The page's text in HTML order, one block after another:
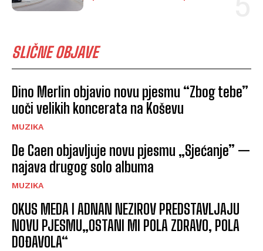
SLIČNE OBJAVE
Dino Merlin objavio novu pjesmu “Zbog tebe”
uoči velikih koncerata na Koševu
MUZIKA
De Caen objavljuje novu pjesmu „Sjećanje” —
najava drugog solo albuma
MUZIKA
OKUS MEDA I ADNAN NEZIROV PREDSTAVLJAJU
NOVU PJESMU„OSTANI MI POLA ZDRAVO, POLA
DOĐAVOLA“